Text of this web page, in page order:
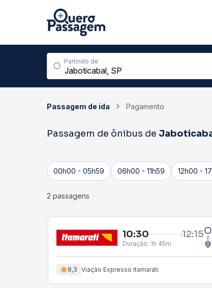
Partindo de
Passagem de ida Pagamento
Passagem de ônibus de
00h00 - 05h59 06h00 - 11h59 12h00 -
2 passagens
10:30 12:15
Duração: 1h 45m
8,3 Viação Expresso Itamarati